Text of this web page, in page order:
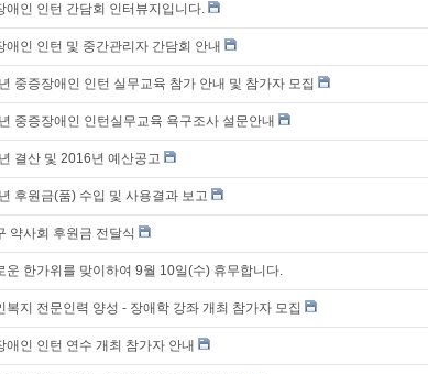
애인 인턴 간담회 인터뷰지입니다.
애인 인턴 및 중간관리자 간담회 안내
중증장애인 인턴 실무교육 참가 안내 및 참가자 모집
중증장애인 인턴실무교육 욕구조사 설문안내
결산 및 2016년 예산공고
후원금(품) 수입 및 사용결과 보고
약사회 후원금 전달식
운 한가위를 맞이하여 9월 10일(수) 휴무합니다.
복지 전문인력 양성 - 장애학 강좌 개최 참가자 모집
애인 인턴 연수 개최 참가자 안내